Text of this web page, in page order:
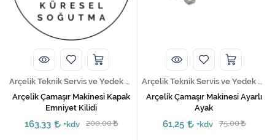
Küçük Ev Aletleri
Musluk
Rezistanslar
Soğutma Sistemleri
Şofben ve Termosifon
Arçelik Teknik Servis ve Yedek Parça Hizmetleri
Arçelik Çamaşır Makinesi Kapak
Emniyet Kilidi
163,33 +kdv 200,00
Arçelik Teknik Servis ve Yedek Parça Hizmetleri
Arçelik Çamaşır Makinesi Ayarlı
Ayak
61,25 +kdv 75,00